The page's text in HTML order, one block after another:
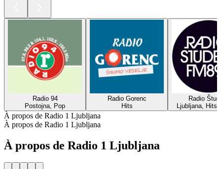
Radio 94
Postojna, Pop
Radio Gorenc
Hits
Radio
Ljubljana,
À propos de Radio 1 Ljubljana
À propos de Radio 1 Ljubljana
À propos de Radio 1 Ljubljana